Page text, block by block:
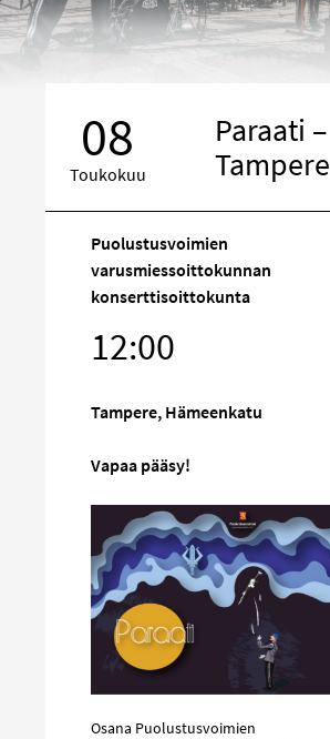
08
Toukokuu
Paraati –
Tampere
Puolustusvoimien
varusmiessoittokunnan
konserttisoittokunta
12:00
Tampere, Hämeenkatu
Vapaa pääsy!
Osana Puolustusvoimien